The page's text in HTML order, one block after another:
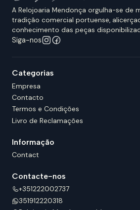
A Relojoaria Mendonça orgulha-se de
tradição comercial portuense,
conhecimento das peças
Siga-nos
Categorias
Empresa
Contacto
Termos e Condições
Livro de Reclamações
Informação
Contact
Contacte-nos
+351222002737
351912220318